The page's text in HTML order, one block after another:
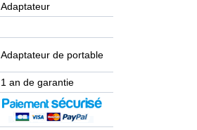
Adaptateur
Adaptateur de portable
1 an de garantie